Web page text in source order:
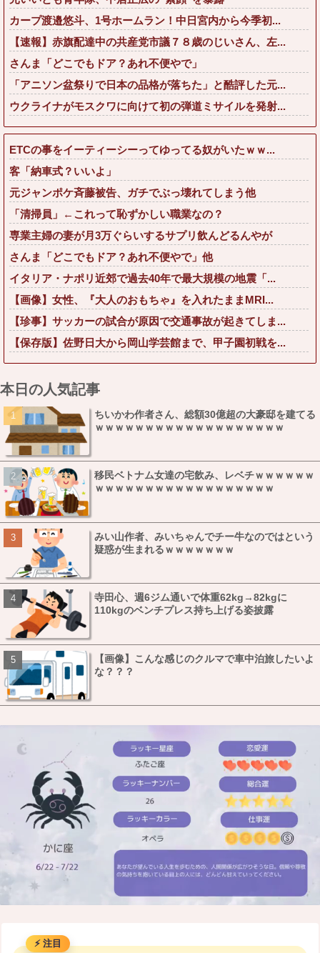
カープ渡邉悠斗、1号ホームラン！中日宮内から今季初...
【速報】赤旗配達中の共産党市議７８歳のじいさん、左...
さんま「どこでもドア？あれ不便やで」
「アニソン盆祭りで日本の品格が落ちた」と酷評した元...
ウクライナがモスクワに向けて初の弾道ミサイルを発射...
ETCの事をイーティーシーってゆってる奴がいたｗｗ...
客「納車式？いいよ」
元ジャンポケ斉藤被告、ガチでぶっ壊れてしまう他
「清掃員」←これって恥ずかしい職業なの？
専業主婦の妻が月3万ぐらいするサプリ飲んどるんやが
さんま「どこでもドア？あれ不便やで」他
イタリア・ナポリ近郊で過去40年で最大規模の地震「...
【画像】女性、『大人のおもちゃ』を入れたままMRI...
【珍事】サッカーの試合が原因で交通事故が起きてしま...
【保存版】佐野日大から岡山学芸館まで、甲子園初戦を...
本日の人気記事
ちいかわ作者さん、総額30億超の大豪邸を建てる
ｗｗｗｗｗｗｗｗｗｗｗｗｗｗｗｗｗｗｗ
移民ベトナム女達の宅飲み、レベチｗｗｗｗｗｗ
ｗｗｗｗｗｗｗｗｗｗｗｗｗｗｗｗｗｗ
みい山作者、みいちゃんでチー牛なのではという
疑惑が生まれるｗｗｗｗｗｗｗ
寺田心、週6ジム通いで体重62kg→82kgに
110kgのベンチプレス持ち上げる姿披露
【画像】こんな感じのクルマで車中泊旅したいよ
な？？？
M